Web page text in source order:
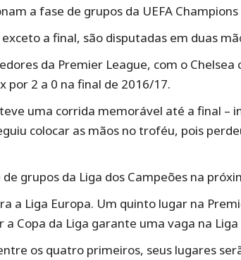
a fase de grupos da UEFA
a final, são disputadas em duas
da Premier League, com o
por 2 a 0 na final de 2016/17.
uma corrida memorável até a final –
colocar as mãos no troféu, pois
grupos da Liga dos Campeões na
a Liga Europa. Um quinto lugar na
Copa da Liga garante uma vaga na
os quatro primeiros, seus lugares